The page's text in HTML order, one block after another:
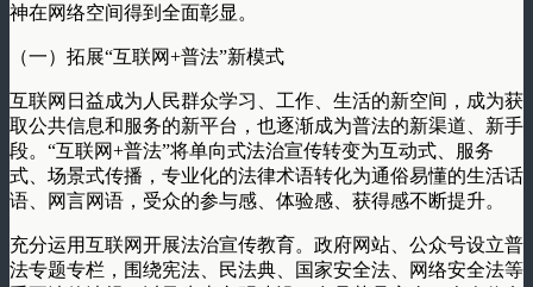
神在网络空间得到全面彰显。
（一）拓展“互联网+普法”新模式
互联网日益成为人民群众学习、工作、生活的新空间，成为获
取公共信息和服务的新平台，也逐渐成为普法的新渠道、新手
段。“互联网+普法”将单向式法治宣传转变为互动式、服务
式、场景式传播，专业化的法律术语转化为通俗易懂的生活话
语、网言网语，受众的参与感、体验感、获得感不断提升。
充分运用互联网开展法治宣传教育。政府网站、公众号设立普
法专题专栏，围绕宪法、民法典、国家安全法、网络安全法等